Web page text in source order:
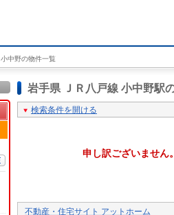
小中野の物件一覧
岩手県 ＪＲ八戸線 小中野駅
検索条件を開ける
申し訳ございません
不動産・住宅サイト アットホーム